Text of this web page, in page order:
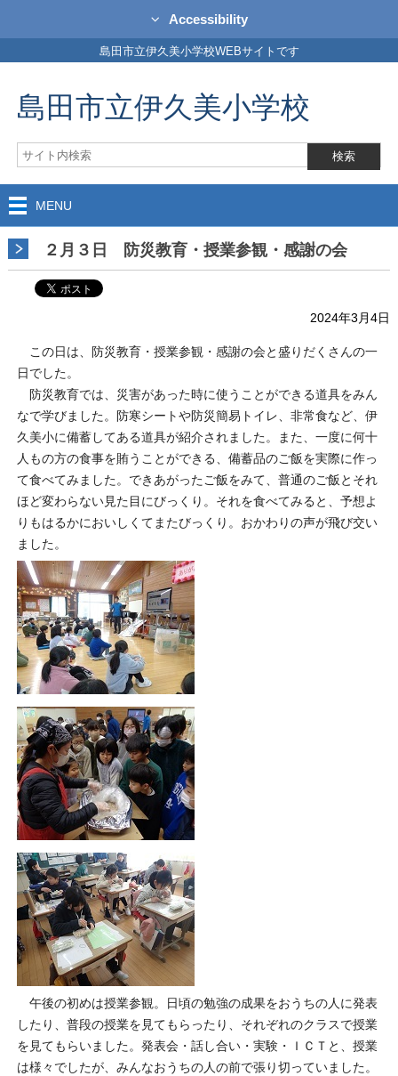
Accessibility
島田市立伊久美小学校WEBサイトです
島田市立伊久美小学校
MENU
２月３日 防災教育・授業参観・感謝の会
2024年3月4日
この日は、防災教育・授業参観・感謝の会と盛りだくさんの一
日でした。
防災教育では、災害があった時に使うことができる道具をみん
なで学びました。防寒シートや防災簡易トイレ、非常食など、伊
久美小に備蓄してある道具が紹介されました。また、一度に何十
人もの方の食事を賄うことができる、備蓄品のご飯を実際に作っ
て食べてみました。できあがったご飯をみて、普通のご飯とそれ
ほど変わらない見た目にびっくり。それを食べてみると、予想よ
りもはるかにおいしくてまたびっくり。おかわりの声が飛び交い
ました。
午後の初めは授業参観。日頃の勉強の成果をおうちの人に発表
したり、普段の授業を見てもらったり、それぞれのクラスで授業
を見てもらいました。発表会・話し合い・実験・ＩＣＴと、授業
は様々でしたが、みんなおうちの人の前で張り切っていました。